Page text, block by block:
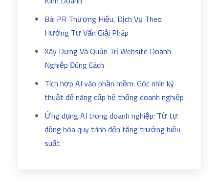
Bài PR Thương Hiệu, Dịch Vụ Theo
Hướng Tư Vấn Giải Pháp
Xây Dựng Và Quản Trị Website Doanh
Nghiệp Đúng Cách
Tích hợp AI vào phần mềm: Góc nhìn kỹ
thuật để nâng cấp hệ thống doanh nghiệp
Ứng dụng AI trong doanh nghiệp: Từ tự
động hóa quy trình đến tăng trưởng hiệu
suất